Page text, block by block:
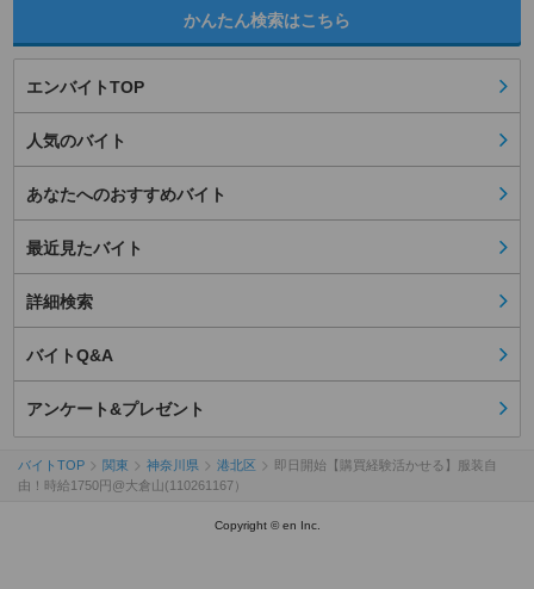
かんたん検索はこちら
エンバイトTOP
人気のバイト
あなたへのおすすめバイト
最近見たバイト
詳細検索
バイトQ&A
アンケート&プレゼント
バイトTOP 関東 神奈川県 港北区
即日開始【購買経験活かせる】服装自
由！時給1750円@大倉山(110261167）
Copyright © en Inc.